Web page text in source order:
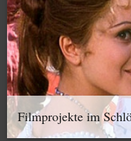
Filmprojekte im